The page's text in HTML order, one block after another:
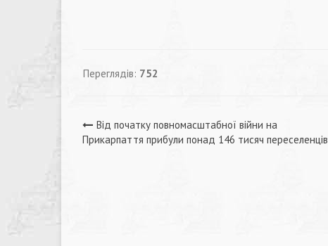
Переглядів: 752
Навігація
Від початку повномасштабної війни на
Прикарпаття прибули понад 146 тисяч переселенців